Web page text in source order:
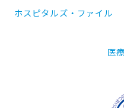
ホスピタルズ・ファイル
医